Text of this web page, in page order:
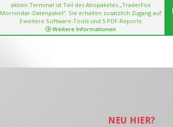
aktien Terminal ist Teil des Abopaketes „TraderFox
Morninstar-Datenpaket“. Sie erhalten zusätzlich Zugang auf
3 weitere Software-Tools und 5 PDF-Reports.
Weitere Informationen
NEU HIER?